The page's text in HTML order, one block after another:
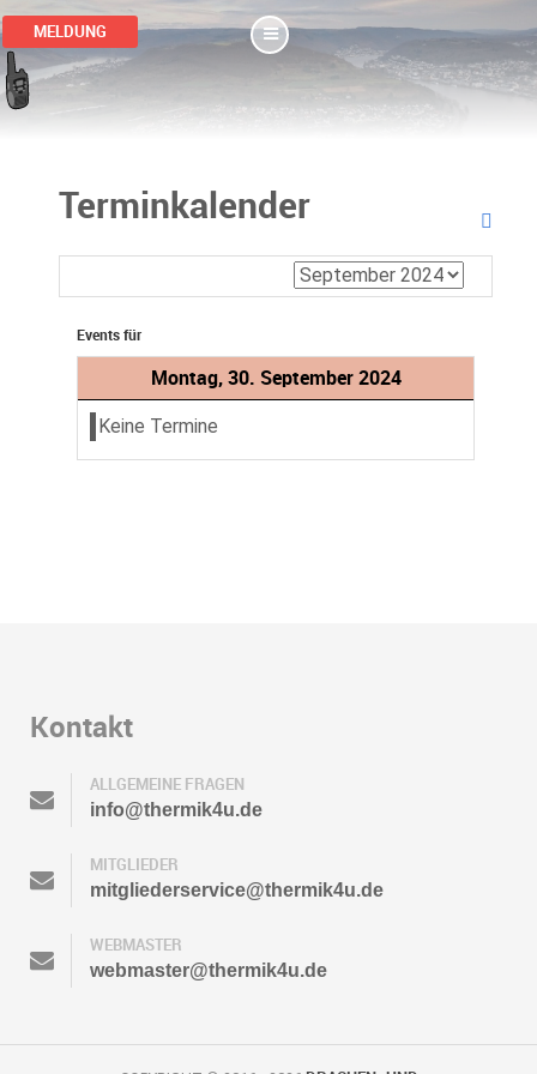
MELDUNG
Terminkalender
Events für
Montag, 30. September 2024
Keine Termine
Kontakt
ALLGEMEINE FRAGEN
info@thermik4u.de
MITGLIEDER
mitgliederservice@thermik4u.de
WEBMASTER
webmaster@thermik4u.de